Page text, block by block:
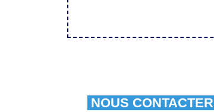
NOUS CONTACTER